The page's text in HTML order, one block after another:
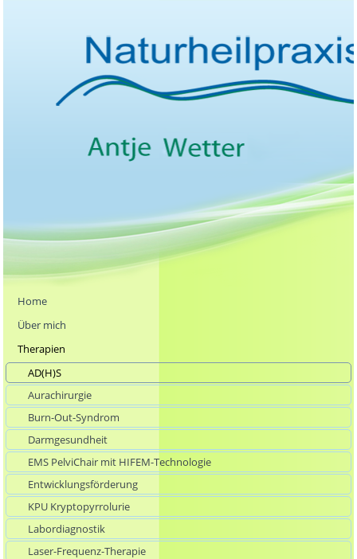
Home
Über mich
Therapien
AD(H)S
Aurachirurgie
Burn-Out-Syndrom
Darmgesundheit
EMS PelviChair mit HIFEM-Technologie
Entwicklungsförderung
KPU Kryptopyrrolurie
Labordiagnostik
Laser-Frequenz-Therapie